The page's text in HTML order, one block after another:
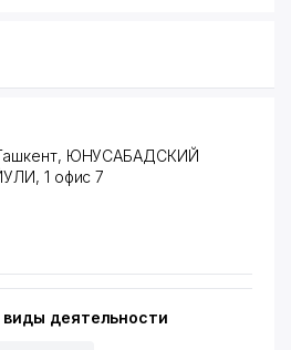
ЮНУСАБАДСКИЙ
1 офис 7
виды деятельности